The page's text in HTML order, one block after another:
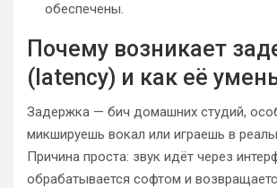
обеспечены.
Почему возникает
(latency) и как её
Задержка — бич домашних студий,
микшируешь вокал или играешь в
Причина проста: звук идёт через
обрабатывается софтом и